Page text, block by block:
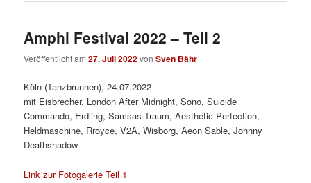
Amphi Festival 2022 – Teil 2
Veröffentlicht am27. Juli 2022vonSven Bähr
Köln (Tanzbrunnen), 24.07.2022
mit Eisbrecher, London After Midnight, Sono, Suicide
Commando, Erdling, Samsas Traum, Aesthetic Perfection,
Heldmaschine, Rroyce, V2A, Wisborg, Aeon Sable, Johnny
Deathshadow
Link zur Fotogalerie Teil 1